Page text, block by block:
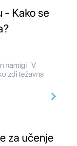
- Kako se
namigi V
zdi težavna
za učenje